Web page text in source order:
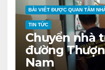
BÀI VIẾT ĐƯỢC QUAN TÂM
TIN TỨC
Chuyển nhà
đường
Nam